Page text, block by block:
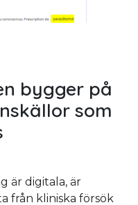
bygger på
som
är digitala, är
från kliniska försök